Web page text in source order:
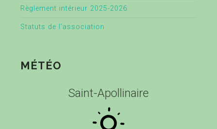
Règlement intérieur 2025-2026
Statuts de l’association
MÉTÉO
Saint-Apollinaire